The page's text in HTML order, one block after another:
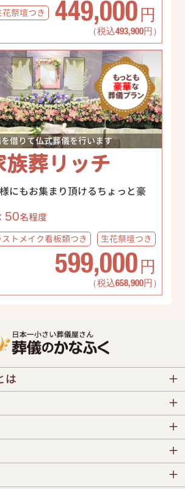
花祭壇つき 449,000 円
（税込493,900円）
借りて仏式葬儀を行います
族葬リッチ
にもお集まり頂けるちょっと豪
50名程度
ストメイク看板類つき 生花祭壇つき
599,000 円
（税込658,900円）
は